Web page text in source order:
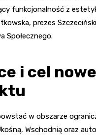
funkcjonalność z
prezes
Społecznego.
i cel
w obszarze
Wschodnią oraz